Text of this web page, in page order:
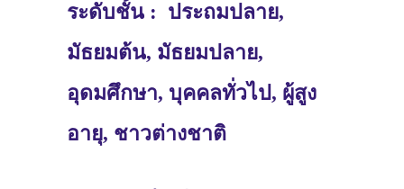
ระดับชั้น : ประถมปลาย,
มัธยมต้น, มัธยมปลาย,
อุดมศึกษา, บุคคลทั่วไป, ผู้สูง
อายุ, ชาวต่างชาติ